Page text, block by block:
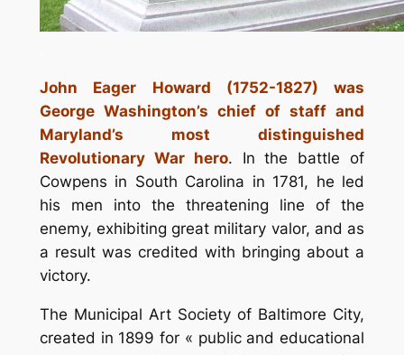
John Eager Howard (1752-1827) was
George Wash­ington’s chief of staff and
Maryland’s most distin­guished
Revolutionary War hero. In the battle of
Cowpens in South Carolina in 1781, he led
his men into the threatening line of the
enemy, exhibiting great military valor, and as
a result was credited with bring­ing about a
victory.
The Municipal Art Society of Baltimore City,
cre­ated in 1899 for « public and educational